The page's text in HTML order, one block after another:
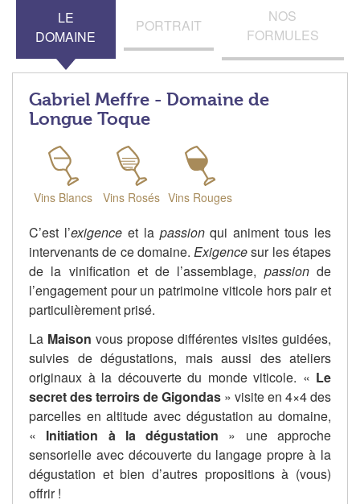
LE
DOMAINE
PORTRAIT
NOS
FORMULES
Gabriel Meffre - Domaine de
Longue Toque
Vins Blancs Vins Rosés Vins Rouges
C’est l’exigenceet la passionqui animent tous les
intervenants de ce domaine.Exigencesur les étapes
de la vinification et de l’assemblage, passionde
l’engagement pour un patrimoine viticole hors pair et
particulièrement prisé.
La Maison vous propose différentes visites guidées,
suivies de dégustations, mais aussi des ateliers
originaux à la découverte du monde viticole. « Le
secret des terroirs de Gigondas » visite en 4×4 des
parcelles en altitude avec dégustation au domaine,
« Initiation à la dégustation » une approche
sensorielle avec découverte du langage propre à la
dégustation et bien d’autres propositions à (vous)
offrir !